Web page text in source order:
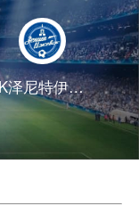
FK泽尼特伊热夫斯克